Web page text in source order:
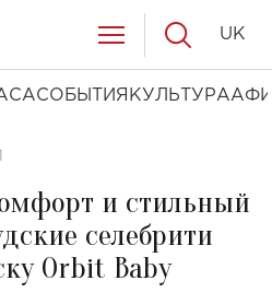
СОБЫТИЯ КУЛЬТУРА
UK
и стильный
селебрити
Orbit Baby